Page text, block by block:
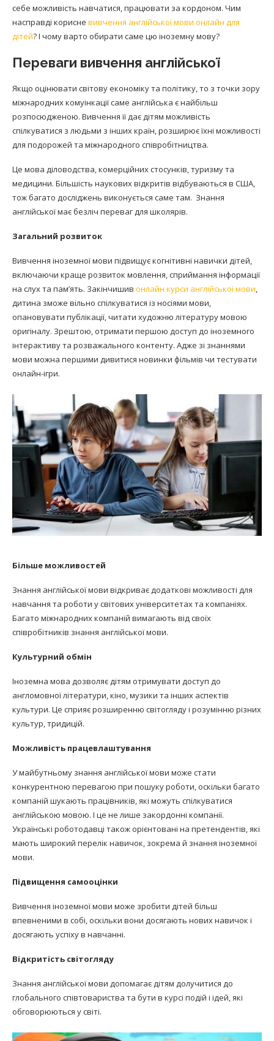
себе можливість навчатися, працювати за кордоном. Чим
насправді корисне вивчення англійської мови онлайн для
дітей? І чому варто обирати саме цю іноземну мову?
Переваги вивчення англійської
Якщо оцінювати світову економіку та політику, то з точки зору
міжнародних комуінкації саме англійська є найбільш
розпосюдженою. Вивчення її дає дітям можливість
спілкуватися з людьми з інших країн, розширює їхні можливості
для подорожей та міжнародного співробітництва.
Це мова діловодства, комерційних стосунків, туризму та
медицини. Більшість наукових відкритів відбуваються в США,
тож багато досліджень виконується саме там. Знання
англійської має безліч переваг для школярів.
Загальний розвиток
Вивчення іноземної мови підвищує когнітивні навички дітей,
включаючи краще розвиток мовлення, сприймання інформації
на слух та пам’ять. Закінчишив онлайн курси англійської мови,
дитина зможе вільно спілкуватися із носіями мови,
опановувати публікації, читати художню літературу мовою
оригіналу. Зрештою, отримати першою доступ до іноземного
інтерактиву та розважального контенту. Адже зі знаннями
мови можна першими дивитися новинки фільмів чи тестувати
онлайн-ігри.
Більше можливостей
Знання англійської мови відкриває додаткові можливості для
навчання та роботи у світових університетах та компаніях.
Багато міжнародних компаній вимагають від своїх
співробітників знання англійської мови.
Культурний обмін
Іноземна мова дозволяє дітям отримувати доступ до
англомовної літератури, кіно, музики та інших аспектів
культури. Це сприяє розширенню світогляду і розумінню різних
культур, тридицій.
Можливість працевлаштування
У майбутньому знання англійської мови може стати
конкурентною перевагою при пошуку роботи, оскільки багато
компаній шукають працівників, які можуть спілкуватися
англійською мовою. І це не лише закордонні компанії.
Українські роботодавці також орієнтовані на претендентів, які
мають широкий перелік навичок, зокрема й знання іноземної
мови.
Підвищення самооцінки
Вивчення іноземної мови може зробити дітей більш
впевненими в собі, оскільки вони досягають нових навичок і
досягають успіху в навчанні.
Відкритість світогляду
Знання англійської мови допомагає дітям долучитися до
глобального співтовариства та бути в курсі подій і ідей, які
обговорюються у світі.